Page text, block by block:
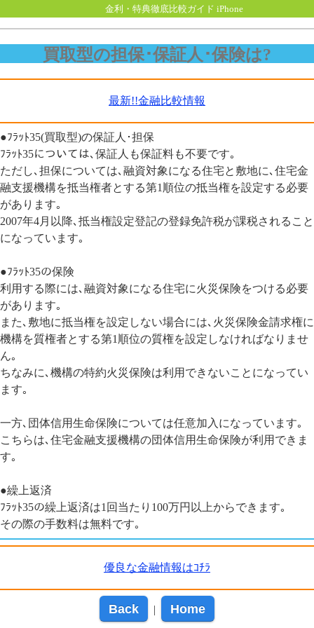
金利・特典徹底比較ガイド iPhone
買取型の担保･保証人･保険は?
最新!!金融比較情報
●ﾌﾗｯﾄ35(買取型)の保証人･担保
ﾌﾗｯﾄ35については､保証人も保証料も不要です｡
ただし､担保については､融資対象になる住宅と敷地に､住宅金
融支援機構を抵当権者とする第1順位の抵当権を設定する必要
があります｡
2007年4月以降､抵当権設定登記の登録免許税が課税されること
になっています｡
●ﾌﾗｯﾄ35の保険
利用する際には､融資対象になる住宅に火災保険をつける必要
があります｡
また､敷地に抵当権を設定しない場合には､火災保険金請求権に
機構を質権者とする第1順位の質権を設定しなければなりませ
ん｡
ちなみに､機構の特約火災保険は利用できないことになってい
ます｡
一方､団体信用生命保険については任意加入になっています｡
こちらは､住宅金融支援機構の団体信用生命保険が利用できま
す｡
●繰上返済
ﾌﾗｯﾄ35の繰上返済は1回当たり100万円以上からできます｡
その際の手数料は無料です｡
優良な金融情報はｺﾁﾗ
Back | Home